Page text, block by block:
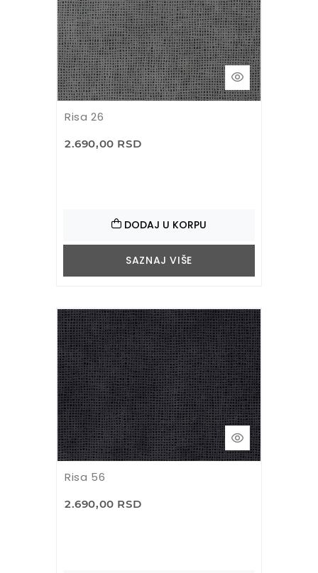
Risa 26
2.690,00 RSD
DODAJ U KORPU
SAZNAJ VIŠE
Risa 56
2.690,00 RSD